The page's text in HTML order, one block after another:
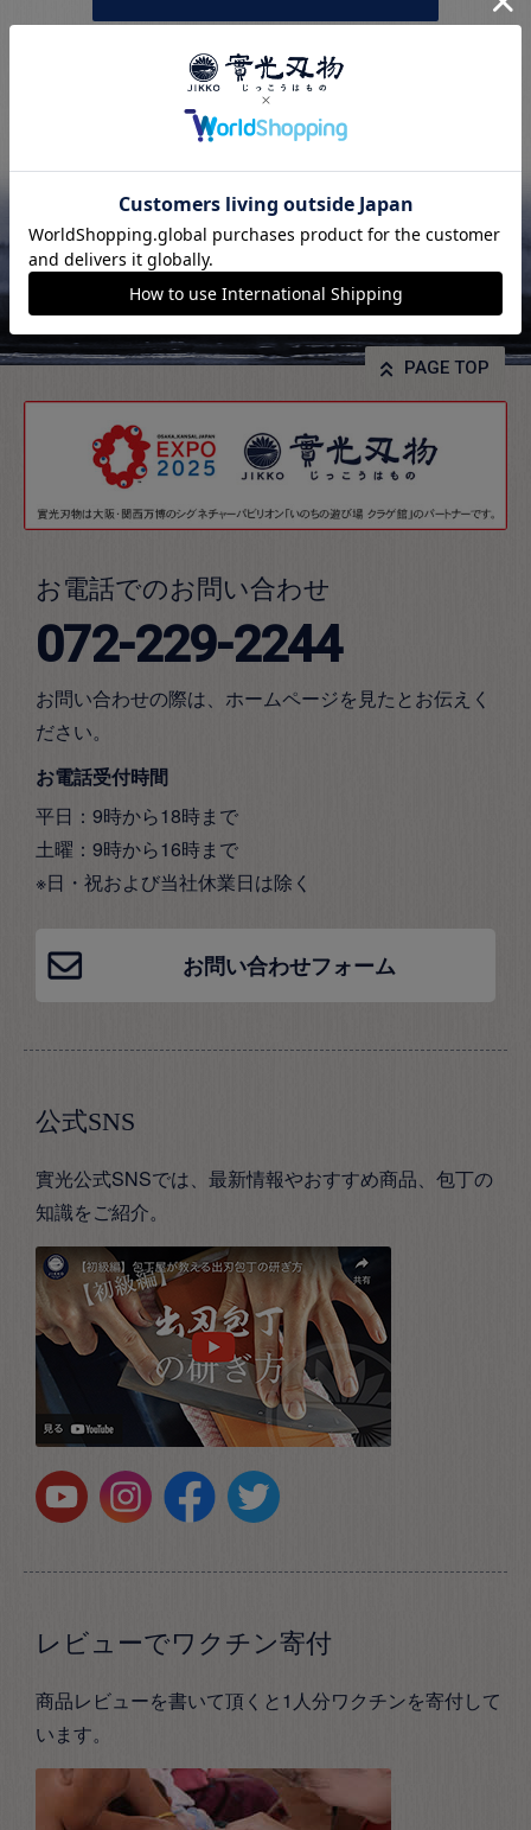
PAGE TOP
お電話でのお問い合わせ
072-229-2244
お問い合わせの際は、ホームページを見たとお伝えく
ださい。
お電話受付時間
平日：9時から18時まで
土曜：9時から16時まで
※日・祝および当社休業日は除く
お問い合わせフォーム
公式SNS
實光公式SNSでは、最新情報やおすすめ商品、包丁の
知識をご紹介。
レビューでワクチン寄付
商品レビューを書いて頂くと1人分ワクチンを寄付して
います。